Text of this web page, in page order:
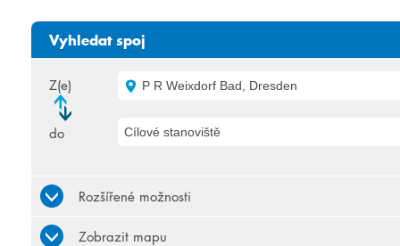
Vyhledat spoj
Z(e)
do
P R Weixdorf Bad, Dresden
Cílové stanoviště
Rozšířené možnosti
Zobrazit mapu